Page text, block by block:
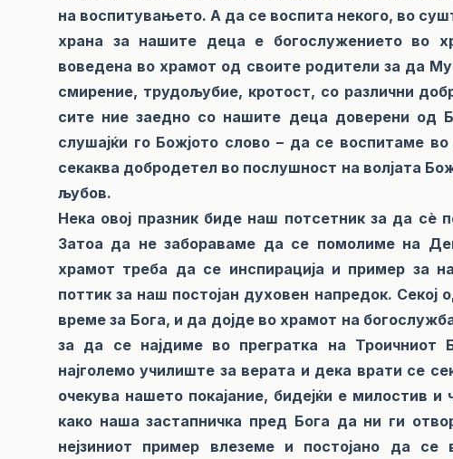
на воспитувањето. А да се воспита некого, во
храна за нашите деца е богослужението во
воведена во храмот од своите родители за да
смирение, трудољубие, кротост, со различни
сите ние заедно со нашите деца доверени од
слушајќи го Божјото слово – да се воспитаме
секаква добродетел во послушност на волјата
љубов.
Нека овој празник биде наш потсетник за да сè
Затоа да не забораваме да се помолиме на
храмот треба да се инспирација и пример за
поттик за наш постојан духовен напредок.
време за Бога, и да дојде во храмот на
за да се најдиме во прегратка на
најголемо училиште за верата и дека врати се
очекува нашето покајание, бидејќи е милостив
како наша застапничка пред Бога да ни ги
нејзиниот пример влеземе и постојано да се